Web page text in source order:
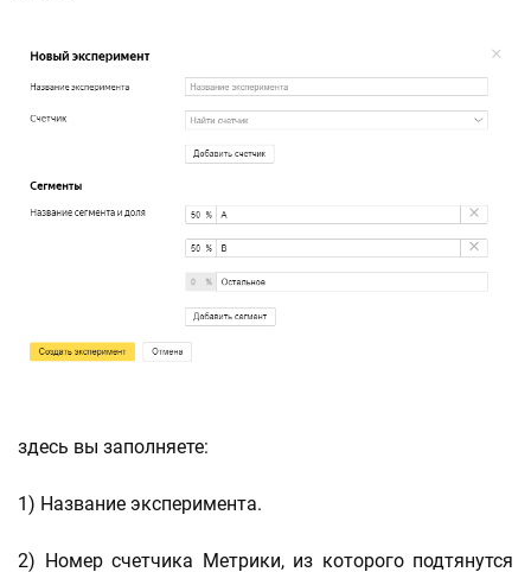
здесь вы заполняете:
1) Название эксперимента.
2) Номер счетчика Метрики, из которого подтянутся